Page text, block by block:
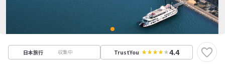
日本旅行 収集中 TrustYou 4.4